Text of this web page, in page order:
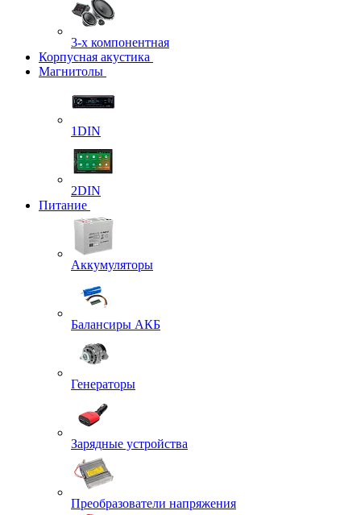
3-х компонентная
Корпусная акустика
Магнитолы
1DIN
2DIN
Питание
Аккумуляторы
Балансиры АКБ
Генераторы
Зарядные устройства
Преобразователи напряжения